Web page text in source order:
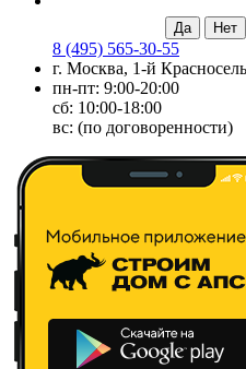
8 (495) 565-30-55
г. Москва, 1-й
пн-пт: 9:00-20:00
сб: 10:00-18:00
вс: (по договоренности)